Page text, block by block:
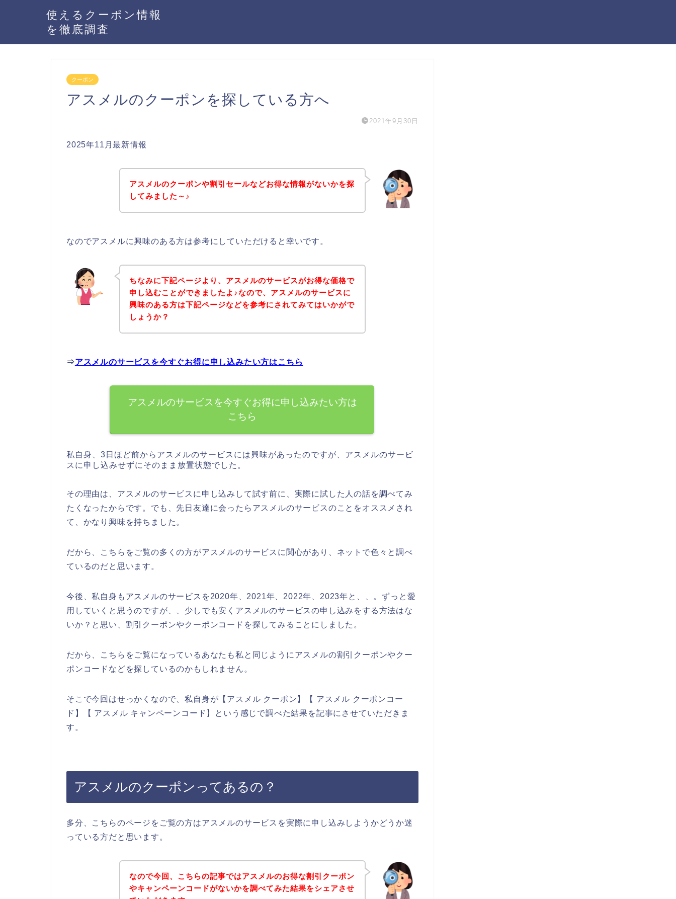
使えるクーポン情報
を徹底調査
クーポン
アスメルのクーポンを探している方へ
2021年9月30日
2025年11月最新情報
アスメルのクーポンや割引セールなどお得な情報がないかを探
してみました～♪
なのでアスメルに興味のある方は参考にしていただけると幸いです。
ちなみに下記ページより、アスメルのサービスがお得な価格で
申し込むことができましたよ♪なので、アスメルのサービスに
興味のある方は下記ページなどを参考にされてみてはいかがで
しょうか？
⇒アスメルのサービスを今すぐお得に申し込みたい方はこちら
アスメルのサービスを今すぐお得に申し込みたい方は
こちら
私自身、3日ほど前からアスメルのサービスには興味があったのですが、アスメルのサービ
スに申し込みせずにそのまま放置状態でした。
その理由は、アスメルのサービスに申し込みして試す前に、実際に試した人の話を調べてみ
たくなったからです。でも、先日友達に会ったらアスメルのサービスのことをオススメされ
て、かなり興味を持ちました。
だから、こちらをご覧の多くの方がアスメルのサービスに関心があり、ネットで色々と調べ
ているのだと思います。
今後、私自身もアスメルのサービスを2020年、2021年、2022年、2023年と、、。ずっと愛
用していくと思うのですが、、少しでも安くアスメルのサービスの申し込みをする方法はな
いか？と思い、割引クーポンやクーポンコードを探してみることにしました。
だから、こちらをご覧になっているあなたも私と同じようにアスメルの割引クーポンやクー
ポンコードなどを探しているのかもしれません。
そこで今回はせっかくなので、私自身が【アスメル クーポン】【 アスメル クーポンコー
ド】【 アスメル キャンペーンコード】という感じで調べた結果を記事にさせていただきま
す。
アスメルのクーポンってあるの？
多分、こちらのページをご覧の方はアスメルのサービスを実際に申し込みしようかどうか迷
っている方だと思います。
なので今回、こちらの記事ではアスメルのお得な割引クーポン
やキャンペーンコードがないかを調べてみた結果をシェアさせ